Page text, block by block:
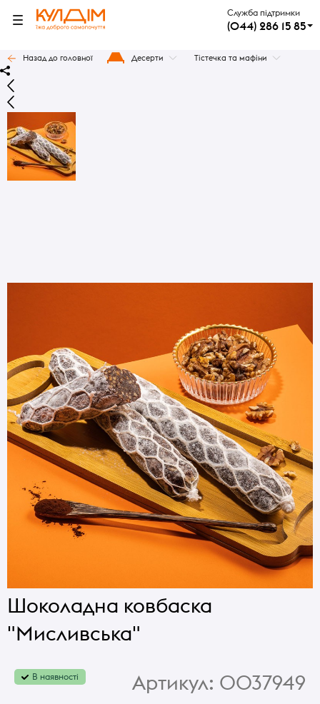
Служба підтримки
(044) 286 15 85
Назад до головної Десерти Тістечка та мафіни
Шоколадна ковбаска
"Мисливська"
В наявності Артикул: 0037949